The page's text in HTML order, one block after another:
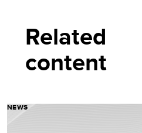
Related
content
NEWS